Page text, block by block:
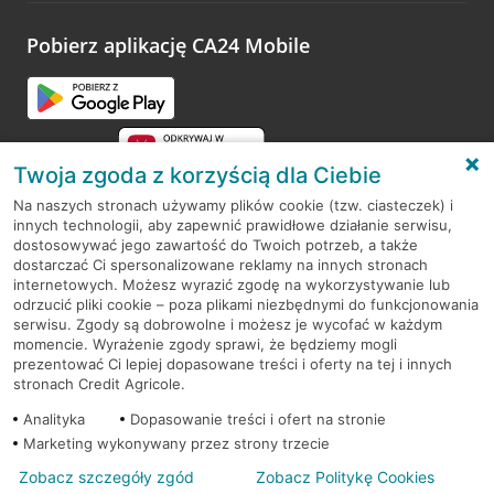
opinie.
Pobierz aplikację CA24 Mobile
RODO
Regulamin serwisu
Mapa serwisu
PolitykaCookies
© 2026 Credit Agricole Bank Polska S.A. Wszelkie prawa zastrzeżone
Twoja zgoda z korzyścią dla Ciebie
Na naszych stronach używamy plików cookie (tzw. ciasteczek) i
innych technologii, aby zapewnić prawidłowe działanie serwisu,
dostosowywać jego zawartość do Twoich potrzeb, a także
dostarczać Ci spersonalizowane reklamy na innych stronach
internetowych. Możesz wyrazić zgodę na wykorzystywanie lub
odrzucić pliki cookie – poza plikami niezbędnymi do funkcjonowania
serwisu. Zgody są dobrowolne i możesz je wycofać w każdym
momencie. Wyrażenie zgody sprawi, że będziemy mogli
prezentować Ci lepiej dopasowane treści i oferty na tej i innych
stronach Credit Agricole.
Analityka
Dopasowanie treści i ofert na stronie
Marketing wykonywany przez strony trzecie
Zobacz szczegóły zgód Zobacz Politykę Cookies